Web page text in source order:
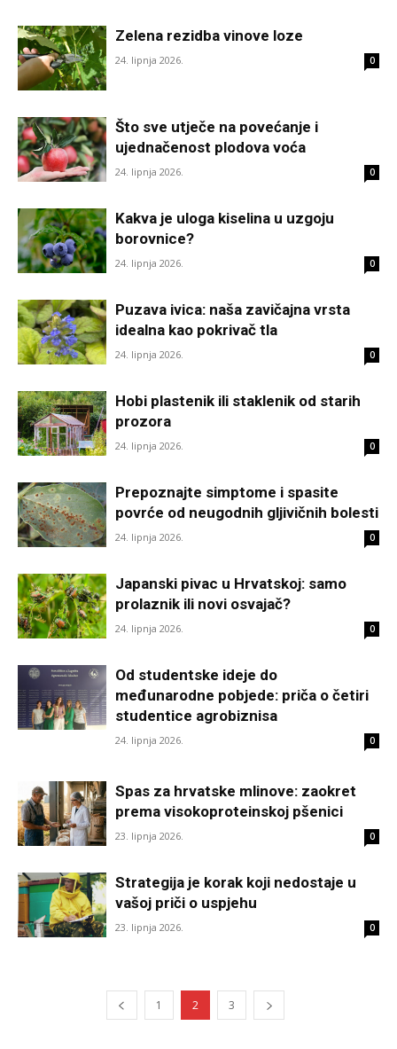
Zelena rezidba vinove loze
24. lipnja 2026. 0
Što sve utječe na povećanje i
ujednačenost plodova voća
24. lipnja 2026. 0
Kakva je uloga kiselina u uzgoju
borovnice?
24. lipnja 2026. 0
Puzava ivica: naša zavičajna vrsta
idealna kao pokrivač tla
24. lipnja 2026. 0
Hobi plastenik ili staklenik od starih
prozora
24. lipnja 2026. 0
Prepoznajte simptome i spasite
povrće od neugodnih gljivičnih bolesti
24. lipnja 2026. 0
Japanski pivac u Hrvatskoj: samo
prolaznik ili novi osvajač?
24. lipnja 2026. 0
Od studentske ideje do
međunarodne pobjede: priča o četiri
studentice agrobiznisa
24. lipnja 2026. 0
Spas za hrvatske mlinove: zaokret
prema visokoproteinskoj pšenici
23. lipnja 2026. 0
Strategija je korak koji nedostaje u
vašoj priči o uspjehu
23. lipnja 2026. 0
1 2 3